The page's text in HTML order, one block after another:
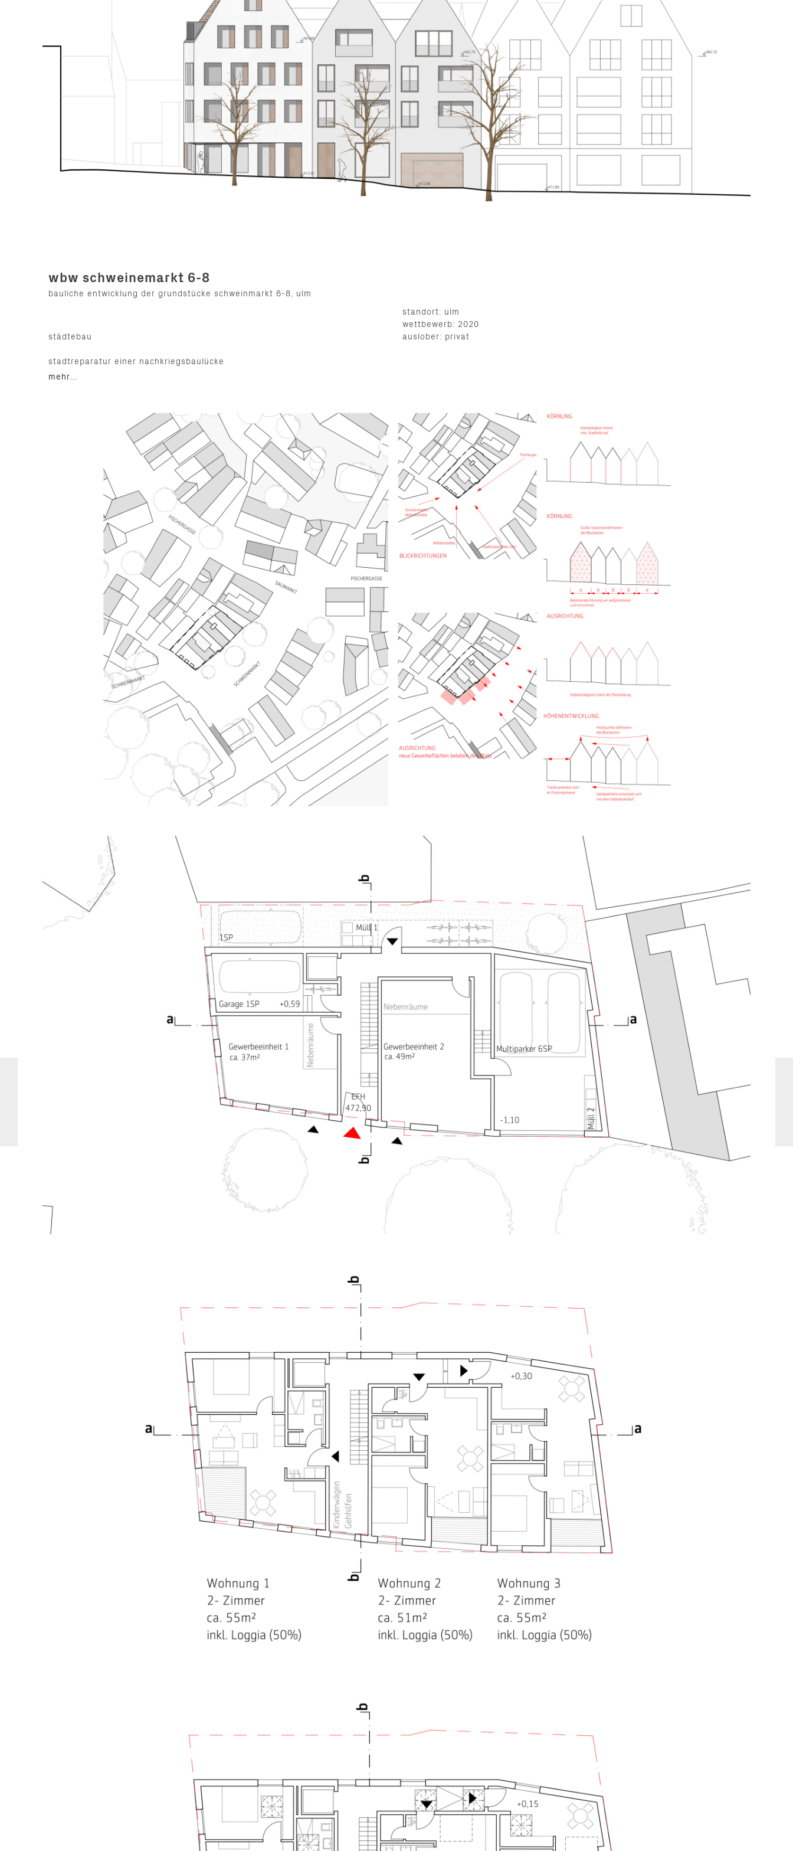
wbw schweinemarkt 6-8
bauliche entwicklung der grundstücke schweinmarkt 6-8, ulm
städtebau
stadtreparatur einer nachkriegsbaulücke
wiederherstellung der giebelständigkeit
zergliederung des volumens in 3 wahrnehmbare baukörper
klare formensprache, lochfassaden mit ruhiger gliederung
materialkonzept
aufnahme altstadttypischer materialien
dach biberschwanzdeckung rotbraun
wand strukturierter kalkputz, feine farbnuancen
fenster heimische hölzer
kleine gewerbeflächen sind typisch für die altstadt und ermöglichen eine
möglichst hohe nutzungsvielfalt
geforderte stellplätze werden stark gebündelt
grundsätzlich wird empfohlen zur stärkung der städtebaulich wichtigen
mehr...
standort: ulm
wettbewerb: 2020
auslober: privat